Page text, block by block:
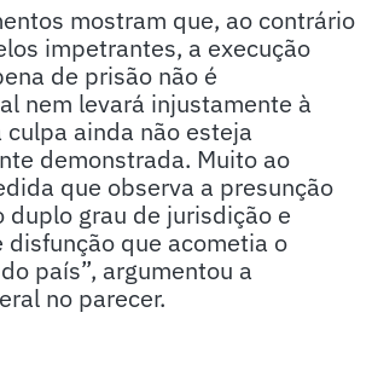
mostram que, ao contrário
impetrantes, a execução
de prisão não é
nem levará injustamente à
ainda não esteja
demonstrada. Muito ao
que observa a presunção
duplo grau de jurisdição e
disfunção que acometia o
país”, argumentou a
no parecer.